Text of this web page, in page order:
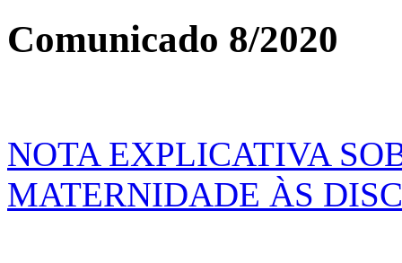
Comunicado 8/2020
NOTA EXPLICATIVA
MATERNIDADE ÀS